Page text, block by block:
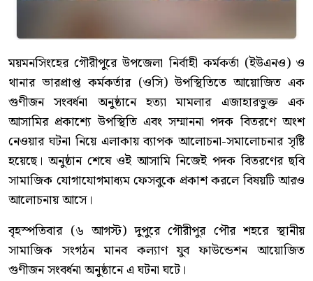
ময়মনসিংহের গৌরীপুরে উপজেলা নির্বাহী কর্মকর্তা (ইউএনও) ও
থানার ভারপ্রাপ্ত কর্মকর্তার (ওসি) উপস্থিতিতে আয়োজিত এক
গুণীজন সংবর্ধনা অনুষ্ঠানে হত্যা মামলার এজাহারভুক্ত এক
আসামির প্রকাশ্যে উপস্থিতি এবং সম্মাননা পদক বিতরণে অংশ
নেওয়ার ঘটনা নিয়ে এলাকায় ব্যাপক আলোচনা-সমালোচনার সৃষ্টি
হয়েছে। অনুষ্ঠান শেষে ওই আসামি নিজেই পদক বিতরণের ছবি
সামাজিক যোগাযোগমাধ্যম ফেসবুকে প্রকাশ করলে বিষয়টি আরও
আলোচনায় আসে।
বৃহস্পতিবার (৬ আগস্ট) দুপুরে গৌরীপুর পৌর শহরে স্থানীয়
সামাজিক সংগঠন মানব কল্যাণ যুব ফাউন্ডেশন আয়োজিত
গুণীজন সংবর্ধনা অনুষ্ঠানে এ ঘটনা ঘটে।